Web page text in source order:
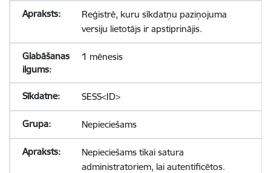
Reģistrē, kuru sīkdatņu paziņojuma
versiju lietotājs ir apstiprinājis.
1 mēnesis
SESS<ID>
Nepieciešams
Nepieciešams tikai satura
administratoriem, lai autentificētos.